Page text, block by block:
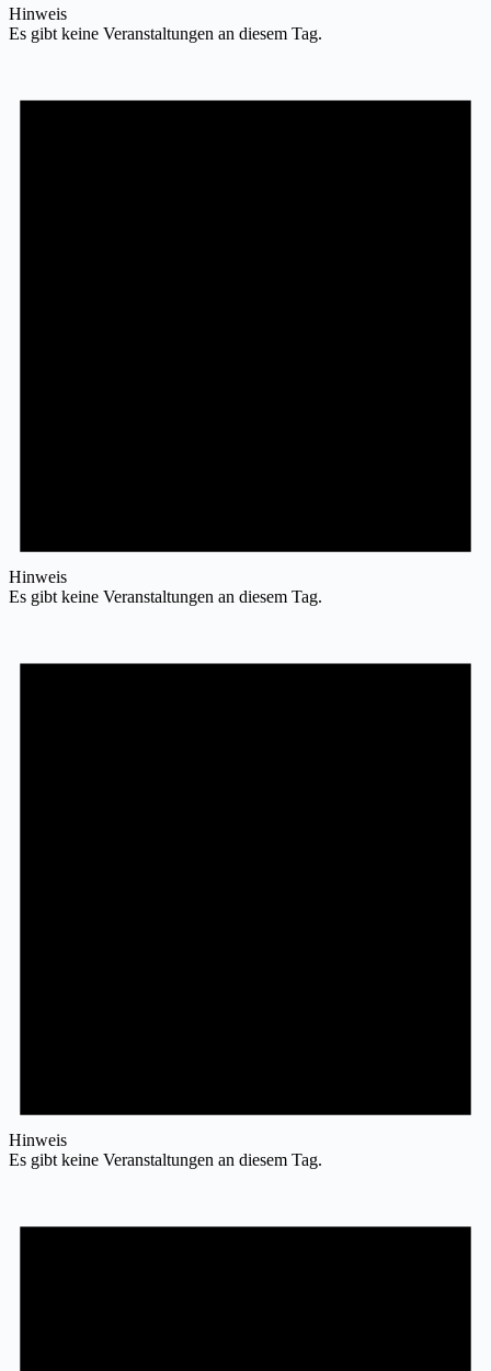
Hinweis
Es gibt keine Veranstaltungen an diesem Tag.
Hinweis
Es gibt keine Veranstaltungen an diesem Tag.
Hinweis
Es gibt keine Veranstaltungen an diesem Tag.